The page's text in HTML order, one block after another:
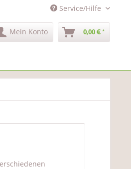
Service/Hilfe
Mein Konto 0,00 € *